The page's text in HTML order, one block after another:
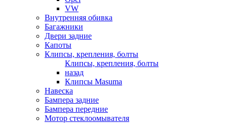
VW
Внутренняя обивка
Багажники
Двери задние
Капоты
Клипсы, крепления, болты
Клипсы, крепления, болты
назад
Клипсы Masuma
Навеска
Бампера задние
Бампера передние
Мотор стеклоомывателя